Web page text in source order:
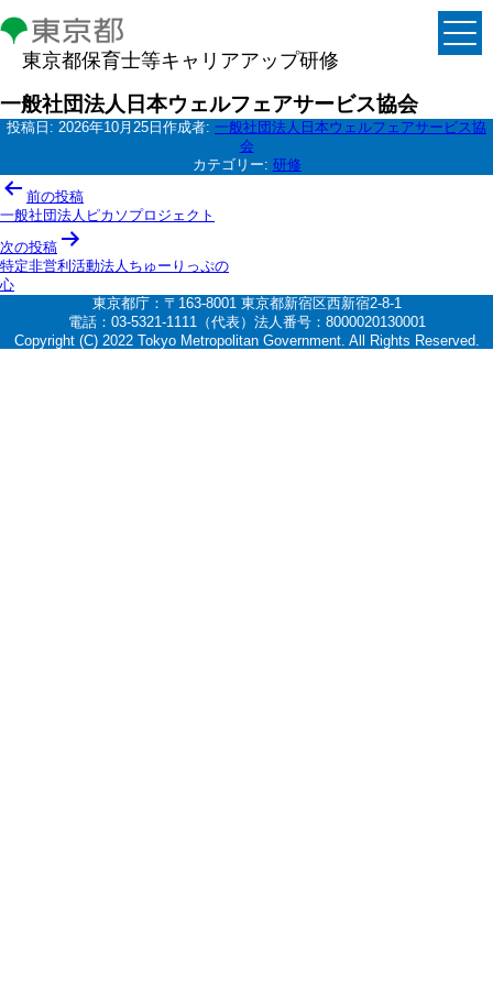
東京都保育士等キャリアアップ研修
一般社団法人日本ウェルフェアサービス協会
投稿日: 2026年10月25日 作成者: 一般社団法人日本ウェルフェアサービス協
会
カテゴリー: 研修
投
稿
ナ
ビ
ゲ
ー
前の投稿
一般社団法人ピカソプロジェクト
次の投稿
特定非営利活動法人ちゅーりっぷの
心
東京都庁：〒163-8001 東京都新宿区西新宿2-8-1
電話：03-5321-1111（代表）法人番号：8000020130001
Copyright (C) 2022 Tokyo Metropolitan Government. All Rights Reserved.